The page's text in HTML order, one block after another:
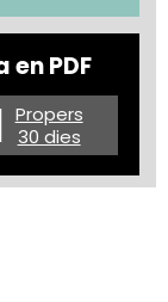
PDF
Propers
30 dies